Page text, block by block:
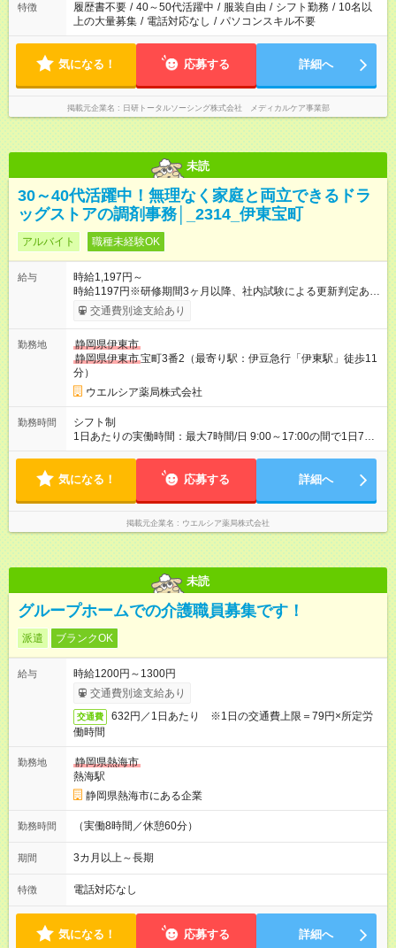
特徴 履歴書不要 / 40～50代活躍中 / 服装自由 / シフト勤務 / 10名以
上の大量募集 / 電話対応なし / パソコンスキル不要
気になる！ 応募する 詳細へ
掲載元企業名 日研トータルソーシング株式会社 メディカルケア事業部
未読
30～40代活躍中！無理なく家庭と両立できるドラ
ッグストアの調剤事務│_2314_伊東宝町
アルバイト 職種未経験OK
給与
時給1,197円～
時給1197円※研修期間3ヶ月以降、社内試験による更新判定あり
社内試験合格後、時給＋50～100円の昇給あり （大学生は＋20
円） 試用期間あり：入社日から3ヶ月間／本採用と待遇は変わり
用形態、給与は本採用時と同じです。
交通費別途支給あり
勤務地
静岡県伊東市
静岡県伊東市宝町3番2（最寄り駅：伊豆急行「伊東駅」徒歩11
分）
ウエルシア薬局株式会社
勤務時間
シフト制
1日あたりの実働時間：最大7時間/日 9:00～17:00の間で1日7時
間の勤務 ☆週4～5日の勤務 ※勤務曜日応相談 ☆未経験・無資格
気になる！ 応募する 詳細へ
掲載元企業名 ウエルシア薬局株式会社
未読
グループホームでの介護職員募集です！
派遣 ブランクOK
給与
時給1200円～1300円
交通費別途支給あり
交通費
632円／1日あたり ※1日の交通費上限＝79円×所定労
働時間
勤務地
静岡県熱海市
熱海駅
静岡県熱海市にある企業
勤務時間 （実働8時間／休憩60分）
期間 3カ月以上～長期
特徴 電話対応なし
気になる！ 応募する 詳細へ